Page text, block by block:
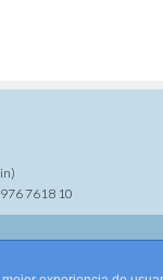
7618 10